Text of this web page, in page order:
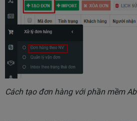
Cách tạo đơn hàng với phần mềm